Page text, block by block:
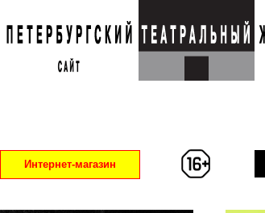
Интернет-магазин